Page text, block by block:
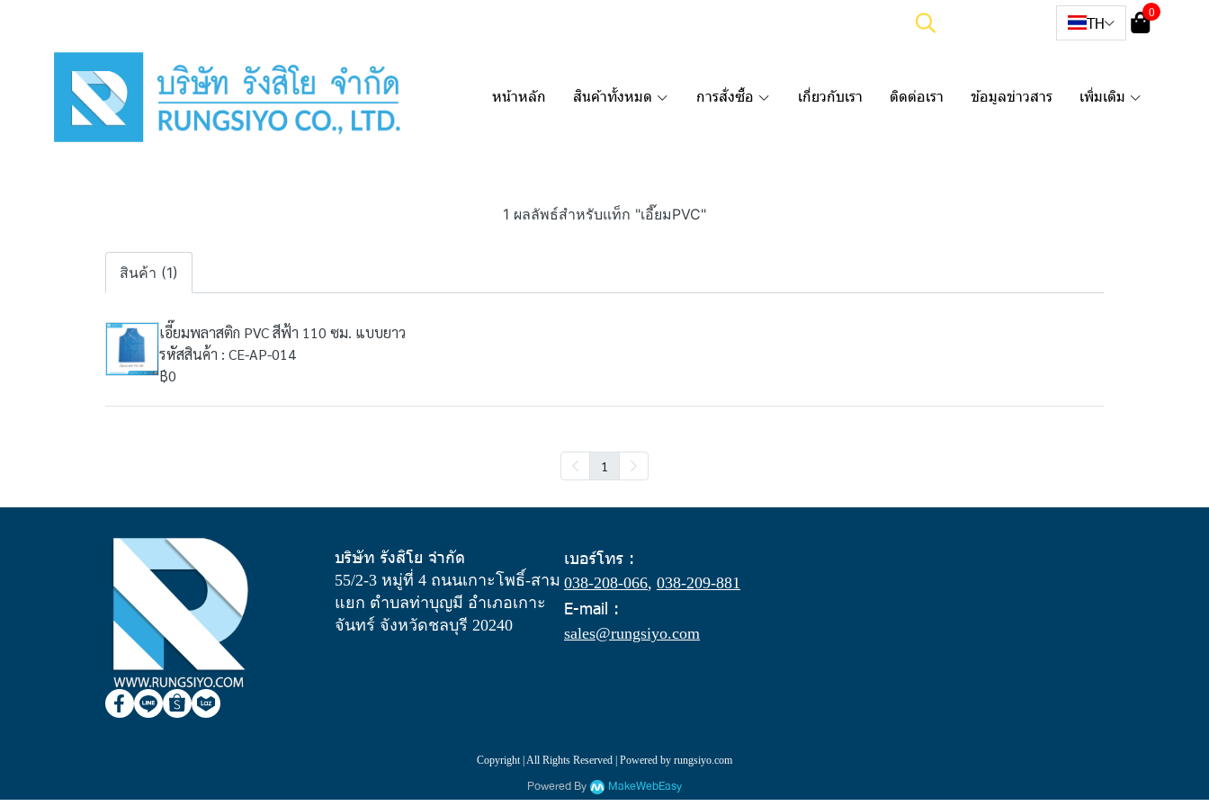
TH
0
หน้าหลัก สินค้าทั้งหมด การสั่งซื้อ เกี่ยวกับเรา ติดต่อเรา ข้อมูลข่าวสาร เพิ่มเติม
1 ผลลัพธ์สำหรับแท็ก "เอี๊ยมPVC"
สินค้า (1)
เอี๊ยมพลาสติก PVC สีฟ้า 110 ซม. แบบยาว
รหัสสินค้า : CE-AP-014
฿0
1
บริษัท รังสิโย จำกัด
55/2-3 หมู่ที่ 4 ถนนเกาะโพธิ์-สาม
แยก ตำบลท่าบุญมี อำเภอเกาะ
จันทร์ จังหวัดชลบุรี 20240
เบอร์โทร :
038-208-066, 038-209-881
E-mail :
sales@rungsiyo.com
Copyright | All Rights Reserved | Powered by rungsiyo.com
Powered By MakeWebEasy